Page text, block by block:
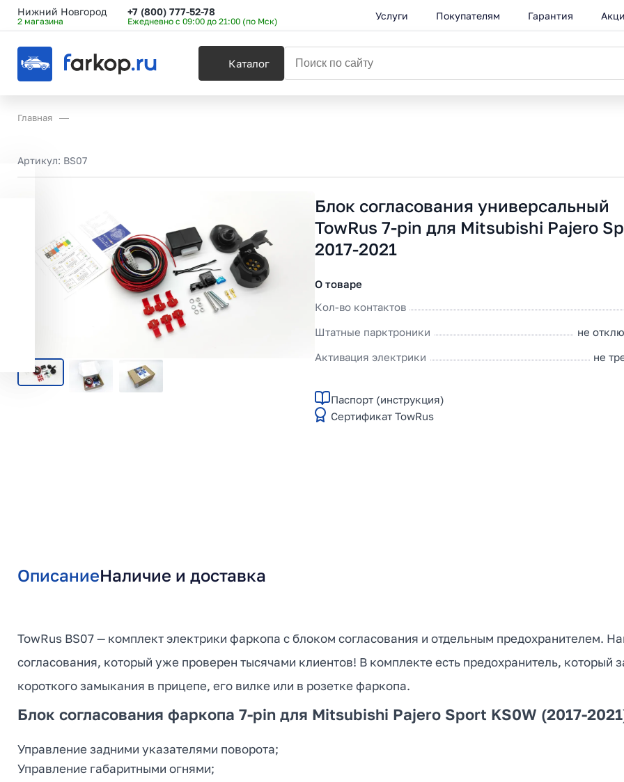
Нижний Новгород
2 магазина
+7 (800) 777-52-78
Ежедневно с 09:00 до 21:00 (по Мск) Услуги Покупателям Гарантия
Каталог
Главная
Артикул: BS07
Блок согласования универсальный
TowRus 7-pin для Mitsubishi Pajero
2017-2021
О товаре
Кол-во контактов
Штатные парктроники
не
Активация электрики
не
Паспорт (инструкция)
Сертификат TowRus
ОписаниеНаличие и доставка
TowRus BS07 — комплект электрики фаркопа с блоком согласования и отдельным предохранителем.
согласования, который уже проверен тысячами клиентов! В комплекте есть предохранитель, который
короткого замыкания в прицепе, его вилке или в розетке фаркопа.
Блок согласования фаркопа 7-pin для Mitsubishi Pajero Sport KS0W (2017-
Управление задними указателями поворота;
Управление габаритными огнями;